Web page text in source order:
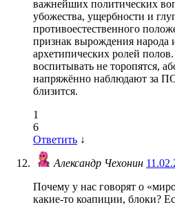
важнейших политических
убожества, ущербности и
противоестественного
признак вырождения народа
архетипических ролей
воспитывать не торопятся,
напряжённо наблюдают за
близится.
1
6
Ответить ↓
Александр Чехонин
Почему у нас говорят о
какие-то коапиции, блоки?